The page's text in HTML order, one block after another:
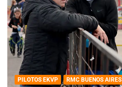
PILOTOS EKVP RMC BUENOS AIRES